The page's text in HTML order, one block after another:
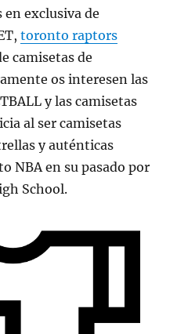
exclusiva de
toronto raptors
camisetas de
os interesen las
y las camisetas
al ser camisetas
y auténticas
NBA en su pasado por
School.